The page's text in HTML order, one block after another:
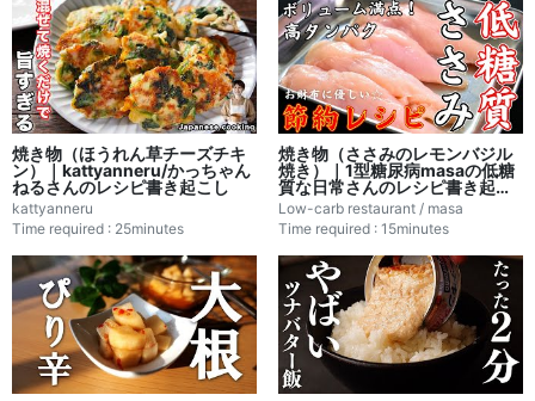
焼き物（ほうれん草チーズチキ
ン）｜kattyanneru/かっちゃん
ねるさんのレシピ書き起こし
kattyanneru
Time required : 25minutes
焼き物（ささみのレモンバジル
焼き）｜1型糖尿病masaの低糖
質な日常さんのレシピ書き起こ
し
Low-carb restaurant / masa
Time required : 15minutes